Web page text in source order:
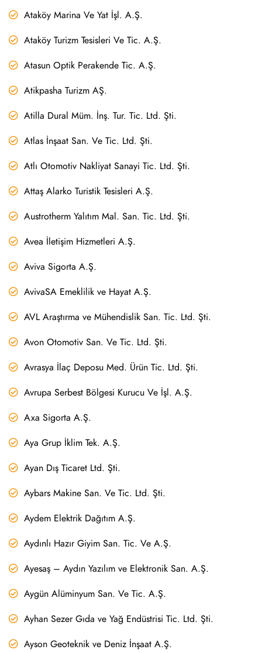
Ataköy Marina Ve Yat İşl. A.Ş.
Ataköy Turizm Tesisleri Ve Tic. A.Ş.
Atasun Optik Perakende Tic. A.Ş.
Atikpasha Turizm AŞ.
Atilla Dural Müm. İnş. Tur. Tic. Ltd. Şti.
Atlas İnşaat San. Ve Tic. Ltd. Şti.
Atlı Otomotiv Nakliyat Sanayi Tic. Ltd. Şti.
Attaş Alarko Turistik Tesisleri A.Ş.
Austrotherm Yalıtım Mal. San. Tic. Ltd. Şti.
Avea İletişim Hizmetleri A.Ş.
Aviva Sigorta A.Ş.
AvivaSA Emeklilik ve Hayat A.Ş.
AVL Araştırma ve Mühendislik San. Tic. Ltd. Şti.
Avon Otomotiv San. Ve Tic. Ltd. Şti.
Avrasya İlaç Deposu Med. Ürün Tic. Ltd. Şti.
Avrupa Serbest Bölgesi Kurucu Ve İşl. A.Ş.
Axa Sigorta A.Ş.
Aya Grup İklim Tek. A.Ş.
Ayan Dış Ticaret Ltd. Şti.
Aybars Makine San. Ve Tic. Ltd. Şti.
Aydem Elektrik Dağıtım A.Ş.
Aydınlı Hazır Giyim San. Tic. Ve A.Ş.
Ayesaş – Aydın Yazılım ve Elektronik San. A.Ş.
Aygün Alüminyum San. Ve Tic. A.Ş.
Ayhan Sezer Gıda ve Yağ Endüstrisi Tic. Ltd. Şti.
Ayson Geoteknik ve Deniz İnşaat A.Ş.